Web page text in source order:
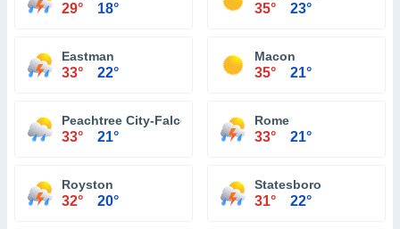
29° 18° 35° 23°
Eastman
33° 22°
Macon
35° 21°
Peachtree City-Falcon Field Atlanta
33° 21°
Rome
33° 21°
Royston
32° 20°
Statesboro
31° 22°